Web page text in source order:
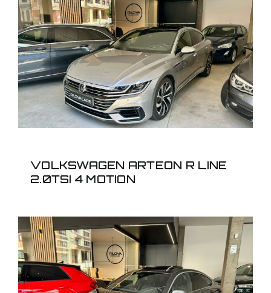
VOLKSWAGEN ARTEON
R LINE 2.0TSI 4 MOTION
VOLKSWAGEN ARTEON R LINE
2.0TSI 4 MOTION